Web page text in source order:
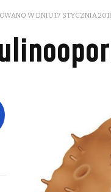
W DNIU17 STYCZNIA